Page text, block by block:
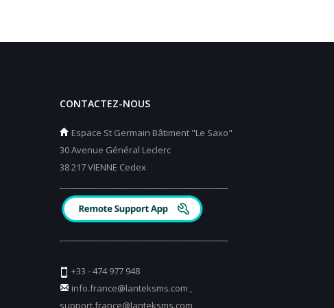
CONTACTEZ-NOUS
Espace St Germain Bâtiment "Le Saxo"
30 Avenue Général Leclerc
38 217 VIENNE Cedex
+33 - 474 977 948
info.france@lanteksms.com ,
support.france@lanteksms.com